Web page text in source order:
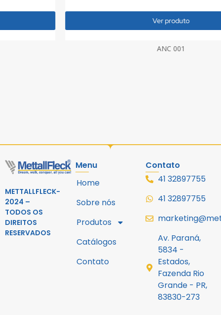
METTALLFLECK-
2024 –
TODOS OS
DIREITOS
RESERVADOS
Menu
Home
Sobre nós
Produtos
Catálogos
Contato
Contato
41 32897755
41 32897755
Av. Paraná,
5834 -
Estados,
Fazenda Rio
Grande - PR,
83830-273